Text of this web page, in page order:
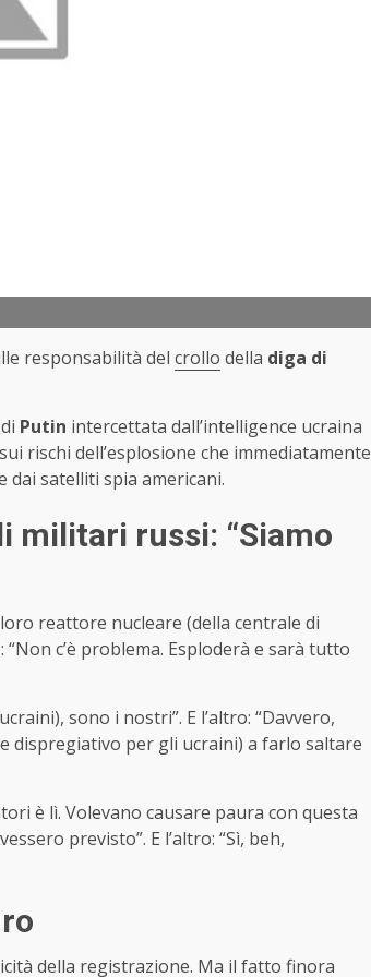
responsabilità del crollo della diga di
Putin intercettata dall’intelligence ucraina
rischi dell’esplosione che immediatamente
satelliti spia americani.
militari russi: “Siamo
reattore nucleare (della centrale di
c’è problema. Esploderà e sarà tutto
sono i nostri”. E l’altro: “Davvero,
dispregiativo per gli ucraini) a farlo saltare
è lì. Volevano causare paura con questa
previsto”. E l’altro: “Sì, beh,
della registrazione. Ma il fatto finora